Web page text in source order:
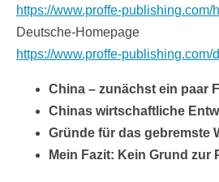
https://www.proffe-publishing.com/
Deutsche-Homepage
https://www.proffe-publishing.com/
China – zunächst ein paar
Chinas wirtschaftliche
Gründe für das gebremste
Mein Fazit: Kein Grund zur